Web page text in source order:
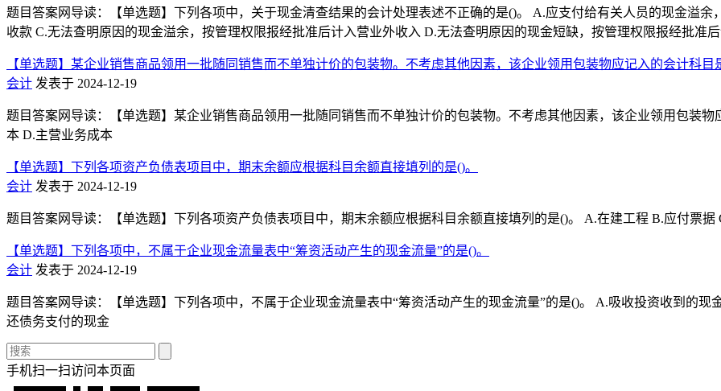
题目答案网导读：【单选题】下列各项中，关于现金清查结果的会计处理表述不正确的是()。 A.应支付给有关人员的现金溢
收款 C.无法查明原因的现金溢余，按管理权限报经批准后计入营业外收入 D.无法查明原因的现金短缺，按管理权限报经批准
【单选题】某企业销售商品领用一批随同销售而不单独计价的包装物。不考虑其他因素，该企业领用包装物应记入的会计科目
会计 发表于 2024-12-19
题目答案网导读：【单选题】某企业销售商品领用一批随同销售而不单独计价的包装物。不考虑其他因素，该企业领用包装
本 D.主营业务成本
【单选题】下列各项资产负债表项目中，期末余额应根据科目余额直接填列的是()。
会计 发表于 2024-12-19
题目答案网导读：【单选题】下列各项资产负债表项目中，期末余额应根据科目余额直接填列的是()。 A.在建工程 B.应付票据
【单选题】下列各项中，不属于企业现金流量表中“筹资活动产生的现金流量”的是()。
会计 发表于 2024-12-19
题目答案网导读：【单选题】下列各项中，不属于企业现金流量表中“筹资活动产生的现金流量”的是()。 A.吸收投资收到的
还债务支付的现金
手机扫一扫访问本页面